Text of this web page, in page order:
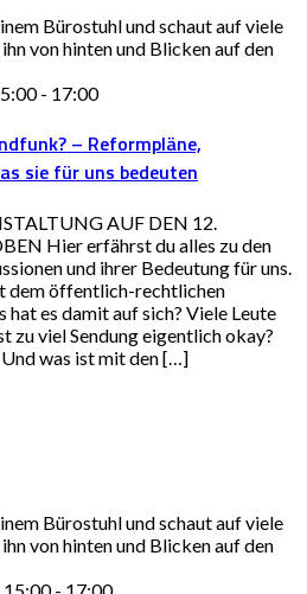
- 17:00
– Reformpläne,
sie für uns bedeuten
AUF DEN 12.
Hier erfährst du alles zu den
und ihrer Bedeutung für uns.
dem öffentlich-rechtlichen
hat es damit auf sich? Viele Leute
zu viel Sendung eigentlich okay?
was ist mit den […]